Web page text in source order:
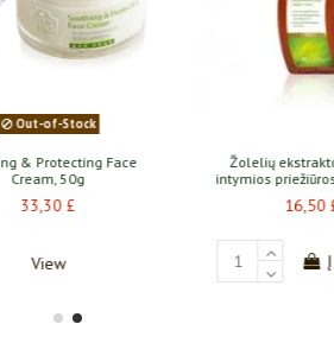
Gelis nuo raukšlių paakių odai 25
Herbal